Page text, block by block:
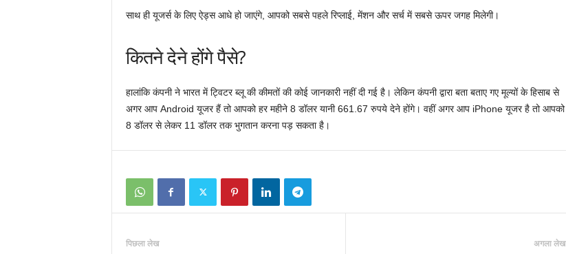
साथ ही यूजर्स के लिए ऐड्स आधे हो जाएंगे, आपको सबसे पहले रिप्लाई, मेंशन और सर्च में सबसे ऊपर जगह मिलेगी।
कितने देने होंगे पैसे?
हालांकि कंपनी ने भारत में ट्विटर ब्लू की कीमतों की कोई जानकारी नहीं दी गई है। लेकिन कंपनी द्वारा बता बताए गए मूल्यों के हिसाब से
अगर आप Android यूजर हैं तो आपको हर महीने 8 डॉलर यानी 661.67 रुपये देने होंगे। वहीं अगर आप iPhone यूजर है तो आपको
8 डॉलर से लेकर 11 डॉलर तक भुगतान करना पड़ सकता है।
पिछला लेख अगला लेख